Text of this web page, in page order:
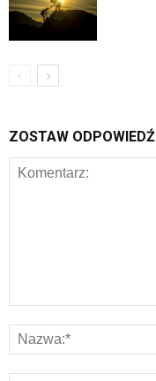
ZOSTAW ODPOWIEDŹ